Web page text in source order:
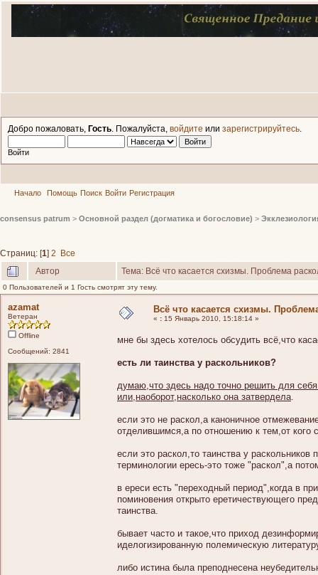
Добро пожаловать, Гость . Пожалуйста, войдите или зарегистрируйтесь
Войти
Начало Помощь Поиск Войти Регистрация
consensus patrum > Основной раздел (догматика и богословие) >
Страниц: [1] 2
Все
Автор
Тема: Всё что касается схизмы. Проблема
0 Пользователей и 1 Гость смотрят эту тему.
azamat
Ветеран
Offline
Сообщений: 2841
Всё что касается схизмы.
« : 15 Январь 2010, 15:18:14 »
мне бы здесь хотелось обсудить всё,что
есть ли таинства у раскольников?
думаю,что здесь надо точно решить для
или,наоборот,насколько она затвердела
если это не раскол,а каноничное
отделившимся,а по отношению к тем,от кого
если это раскол,то таинства у
терминологии ересь-это тоже "раскол",а
в ереси есть "переходный период",когда в
поминовения открыто еретичествующего
таинства.
бывает часто и такое,что приход
иделогизированную полемическую
либо истина была преподнесена